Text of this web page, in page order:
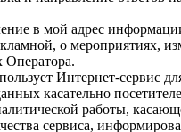
в мой адрес
о мероприятиях,
Оператора.
Интернет-сервис
касательно
работы,
сервиса,